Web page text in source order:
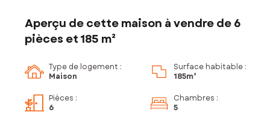
Aperçu de cette maison à vendre de 6
pièces et 185 m²
Type de logement :
Maison
Surface habitable :
185m²
Pièces :
6
Chambres :
5